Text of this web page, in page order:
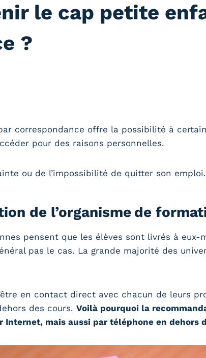
le cap petite
?
correspondance offre la possibilité à
pour des raisons personnelles.
ou de l’impossibilité de quitter son
de l’organisme de
pensent que les élèves sont livrés à
pas le cas. La grande majorité des
en contact direct avec chacun de leurs
des cours. Voilà pourquoi la
mais aussi par téléphone en dehors